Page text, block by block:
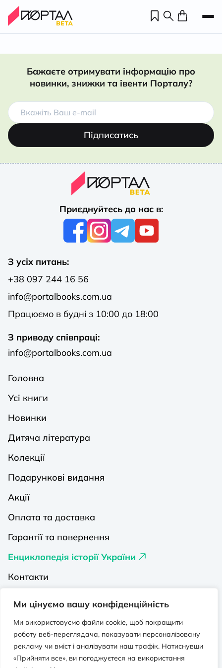
Ми цінуємо вашу конфіденційність
Ми використовуємо файли cookie, щоб покращити
роботу веб-переглядача, показувати персоналізовану
рекламу чи вміст і аналізувати наш трафік. Натиснувши
«Прийняти все», ви погоджуєтеся на використання
Бажаєте отримувати інформацію про
новинки, знижки та івенти Порталу?
Підписатись
Приєднуйтесь до нас в:
З усіх питань:
+38 097 244 16 56
info@portalbooks.com.ua
Працюємо в будні з 10:00 до 18:00
З приводу співпраці:
info@portalbooks.com.ua
Головна
Усі книги
Новинки
Дитяча література
Колекції
Подарункові видання
Акції
Оплата та доставка
Гарантії та повернення
Енциклопедія історії України
Контакти
Видавництва на Порталі
Політика конфіденційності
Публічна оферта